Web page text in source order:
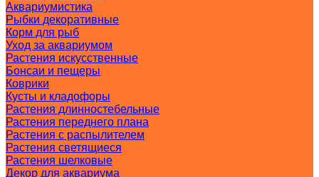
Аквариумистика
Рыбки декоративные
Корм для рыб
Уход за аквариумом
Растения искусственные
Бонсаи и пещеры
Коврики
Кусты и кладофоры
Растения длинностебельные
Растения переднего плана
Растения с распылителем
Растения светящиеся
Растения шелковые
Декор для аквариума